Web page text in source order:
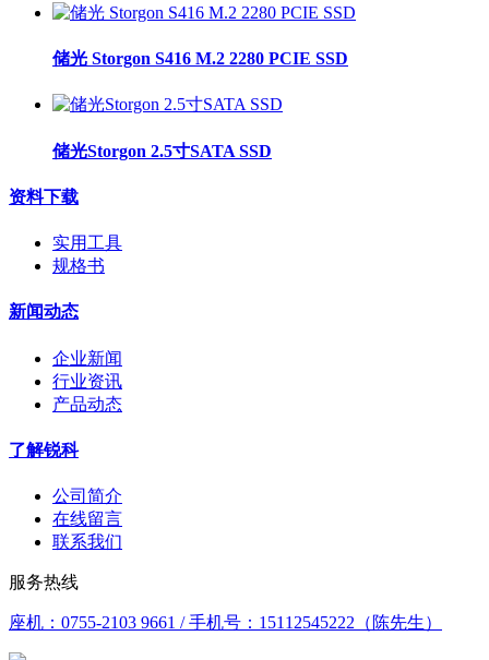
储光 Storgon S416 M.2 2280 PCIE SSD
储光Storgon 2.5寸SATA SSD
资料下载
实用工具
规格书
新闻动态
企业新闻
行业资讯
产品动态
了解锐科
公司简介
在线留言
联系我们
服务热线
座机：0755-2103 9661 / 手机号：15112545222（陈先生）